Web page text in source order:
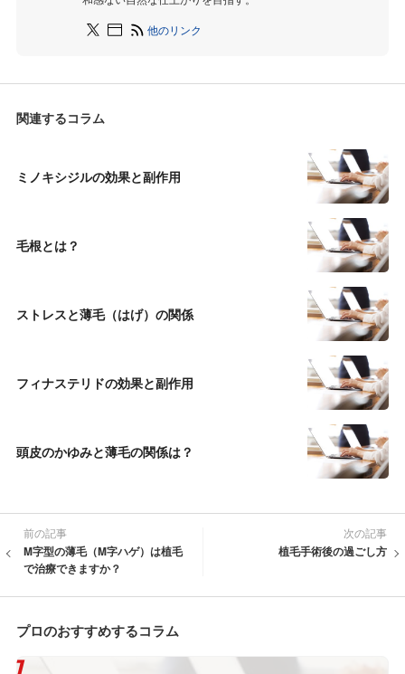
他のリンク
関連するコラム
ミノキシジルの効果と副作用
毛根とは？
ストレスと薄毛（はげ）の関係
フィナステリドの効果と副作用
頭皮のかゆみと薄毛の関係は？
前の記事
M字型の薄毛（M字ハゲ）は植毛
で治療できますか？
次の記事
植毛手術後の過ごし方
プロのおすすめするコラム